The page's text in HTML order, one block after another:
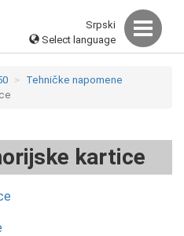
Srpski
Select language
Tehničke napomene
kartice